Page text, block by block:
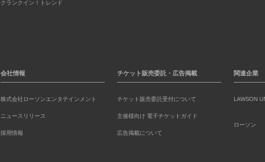
クランクイン！トレンド
会社情報
株式会社ローソンエンタテインメント
ニュースリリース
採用情報
チケット販売委託・広告掲載
チケット販売委託受付について
主催様向け 電子チケットガイド
広告掲載について
関連企業
LAWSON
ローソン